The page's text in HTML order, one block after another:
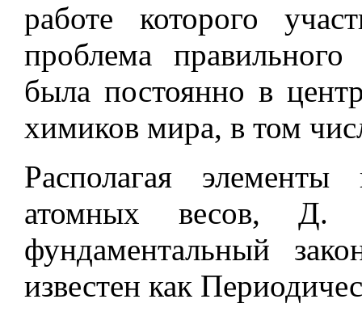
работе которого
проблема
была постоянно в
химиков мира, в том
Располагая
атомных весов, Д.
фундаментальный
известен как